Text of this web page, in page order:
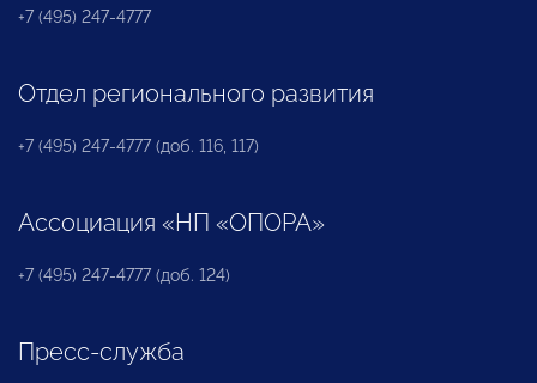
+7 (495) 247-4777
Отдел регионального развития
+7 (495) 247-4777 (доб. 116, 117)
Ассоциация «НП «ОПОРА»
+7 (495) 247-4777 (доб. 124)
Пресс-служба